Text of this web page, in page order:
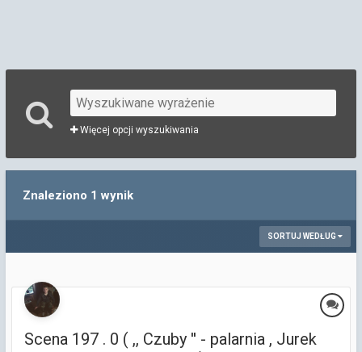
Więcej opcji wyszukiwania
Znaleziono 1 wynik
SORTUJ WEDŁUG
Scena 197 . 0 ( ,, Czuby '' - palarnia , Jurek